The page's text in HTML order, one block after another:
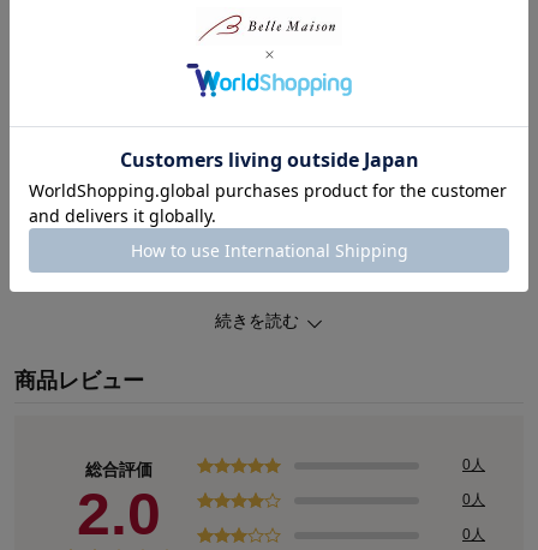
静岡発祥の老舗惣菜弁当店 創業1954年『天神屋』監修。
幹線道路いに店舗を構え、SAエリアやドラックストアの惣菜売り場
でも見かける程、静岡県民には馴染みのあるお店です。
天かす・西洋ねぎ・かつおだしを使い、醤油ベースの味付けで、店
舗の味を完全再現しました。
ふっくらご飯との絶妙なブレンドが一度食べたらやみつきになる味
わいです。
ください。
続きを読む
商品レビュー
総合評価
2.0
0人
0人
0人